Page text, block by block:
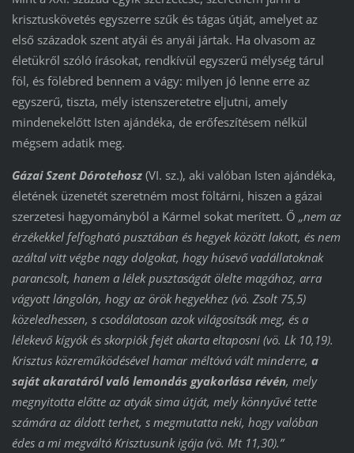
krisztuskövetés egyszerre szűk és tágas útját, amelyet az
első századok szent atyái és anyái jártak. Ha olvasom az
életükről szóló írásokat, rendkívül egyszerű mélység tárul
föl, és fölébred bennem a vágy: milyen jó lenne erre az
egyszerű, tiszta, mély istenszeretetre eljutni, amely
mindenekelőtt Isten ajándéka, de erőfeszítésem nélkül
mégsem adatik meg.
Gázai Szent Dórotehosz(VI. sz.), aki valóban Isten ajándéka,
életének üzenetét szeretném most föltárni, hiszen a gázai
szerzetesi hagyományból a Kármel sokat merített. Ő „nem az
érzékekkel felfogható pusztában és hegyek között lakott, és nem
azáltal vitt végbe nagy dolgokat, hogy húsevő vadállatoknak
parancsolt, hanem a lélek pusztaságát ölelte magához, arra
vágyott lángolón, hogy az örök hegyekhez (vö. Zsolt 75,5)
közeledhessen, s csodálatosan azok világosítsák meg, és a
lélekevő kígyók és skorpiók fejét akarta eltaposni (vö. Lk 10,19).
Krisztus közreműködésével hamar méltóvá vált minderre, a
saját akaratáról való lemondás gyakorlása révén, mely
megnyitotta előtte az atyák sima útját, mely könnyűvé tette
számára az áldott terhet, s megmutatta neki, hogy valóban
édes a mi megváltó Krisztusunk igája (vö. Mt 11,30).”